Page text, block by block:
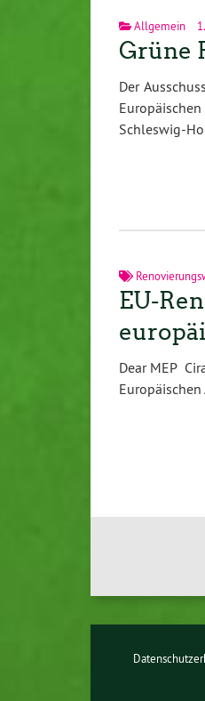
Allgemein
Grüne
Der
Schleswig-
EU-
Dear MEP